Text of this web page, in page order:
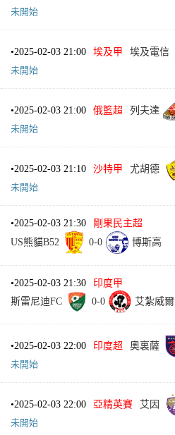
未開始
•2025-02-03 21:00 埃及甲 埃及電信
未開始
•2025-02-03 21:00 俄籃超 列夫達
未開始
•2025-02-03 21:10 沙特甲 尤胡德
未開始
•2025-02-03 21:30
剛果民主超
US熊貓B52
0-0 博斯高
•2025-02-03 21:30
印度甲
斯雷尼迪FC
0-0 艾紮威爾
•2025-02-03 22:00 印度超 奧裏薩
未開始
•2025-02-03 22:00 亞精英賽 艾因
未開始